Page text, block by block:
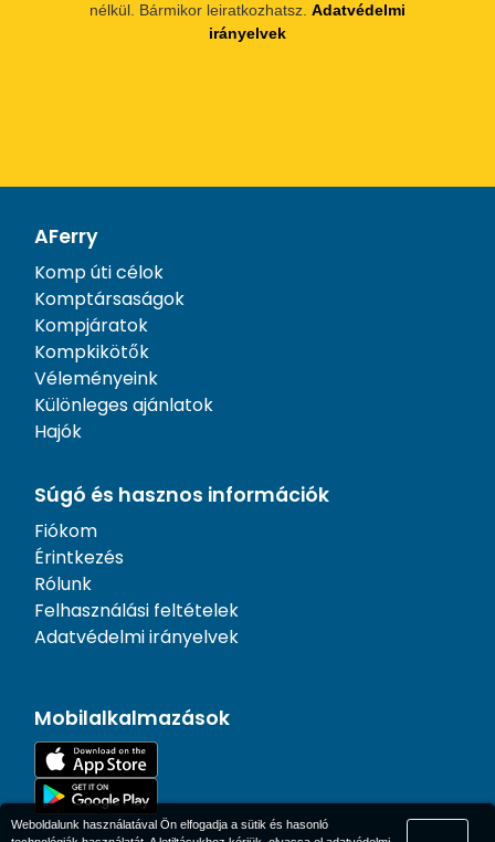
nélkül. Bármikor leiratkozhatsz. Adatvédelmi
irányelvek
AFerry
Komp úti célok
Komptársaságok
Kompjáratok
Kompkikötők
Véleményeink
Különleges ajánlatok
Hajók
Súgó és hasznos információk
Fiókom
Érintkezés
Rólunk
Felhasználási feltételek
Adatvédelmi irányelvek
Mobilalkalmazások
Weboldalunk használatával Ön elfogadja a sütik és hasonló